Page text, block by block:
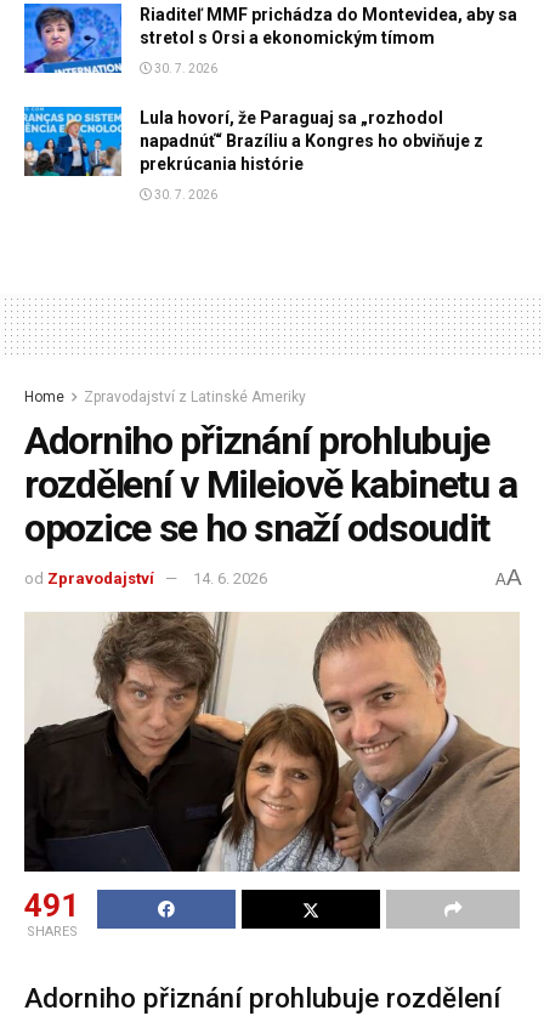
Riaditeľ MMF prichádza do Montevidea, aby sa
stretol s Orsi a ekonomickým tímom
30. 7. 2026
Lula hovorí, že Paraguaj sa „rozhodol
napadnúť“ Brazíliu a Kongres ho obviňuje z
prekrúcania histórie
30. 7. 2026
Home Zpravodajství z Latinské Ameriky
Adorniho přiznání prohlubuje
rozdělení v Mileiově kabinetu a
opozice se ho snaží odsoudit
od Zpravodajství 14. 6. 2026 AA
491
SHARES
Adorniho přiznání prohlubuje rozdělení